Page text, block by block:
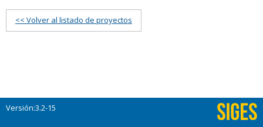
<< Volver al listado de proyectos
Versión:3.2-15